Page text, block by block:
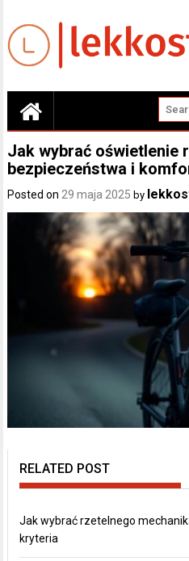
content
Jak wybrać oświetlenie
bezpieczeństwa i
Posted on 29 maja 2025 by
RELATED POST
Jak wybrać rzetelnego
kryteria